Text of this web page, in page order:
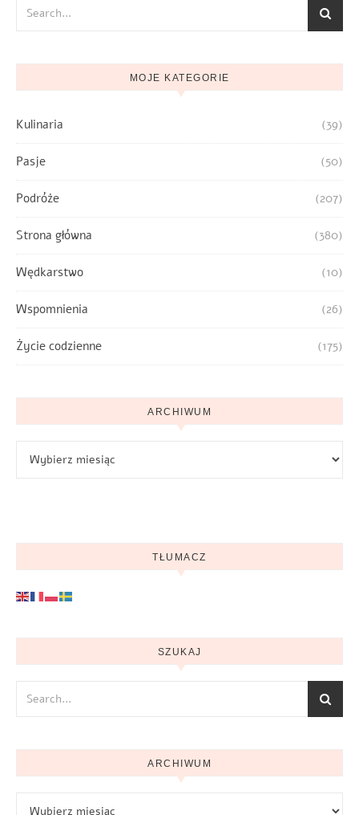
MOJE KATEGORIE
Kulinaria (39)
Pasje (50)
Podróże (207)
Strona główna (380)
Wędkarstwo (10)
Wspomnienia (26)
Życie codzienne (175)
ARCHIWUM
TŁUMACZ
SZUKAJ
ARCHIWUM